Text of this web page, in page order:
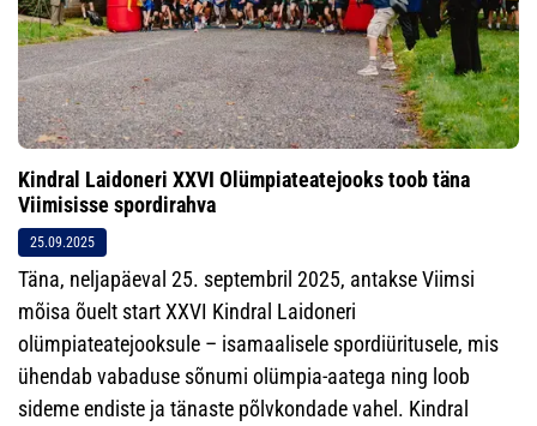
Kindral Laidoneri XXVI Olümpiateatejooks toob täna
Viimisisse spordirahva
25.09.2025
Täna, neljapäeval 25. septembril 2025, antakse Viimsi
mõisa õuelt start XXVI Kindral Laidoneri
olümpiateatejooksule – isamaalisele spordiüritusele, mis
ühendab vabaduse sõnumi olümpia-aatega ning loob
sideme endiste ja tänaste põlvkondade vahel. Kindral